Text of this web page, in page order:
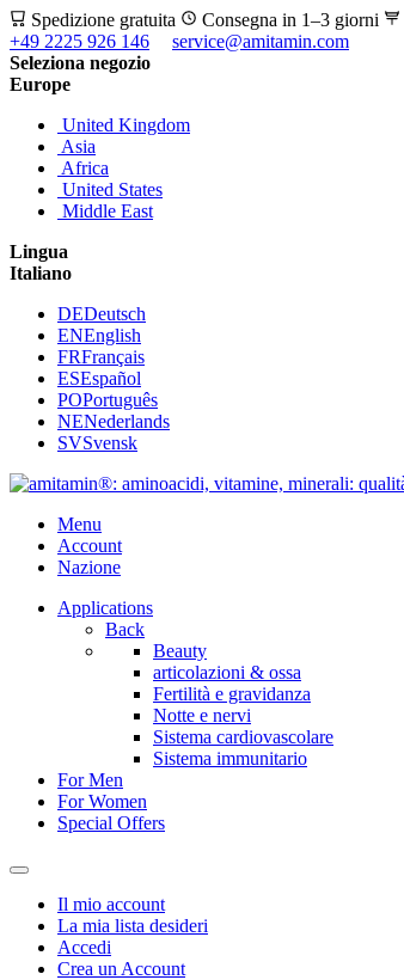
Spedizione gratuita Consegna in 1–3 giorni
+49 2225 926 146
service@amitamin.com
Seleziona negozio
Europe
United Kingdom
Asia
Africa
United States
Middle East
Lingua
Italiano
DEDeutsch
ENEnglish
FRFrançais
ESEspañol
POPortuguês
NENederlands
SVSvensk
Menu
Account
Nazione
Applications
Back
Beauty
articolazioni & ossa
Fertilità e gravidanza
Notte e nervi
Sistema cardiovascolare
Sistema immunitario
For Men
For Women
Special Offers
Il mio account
La mia lista desideri
Accedi
Crea un Account